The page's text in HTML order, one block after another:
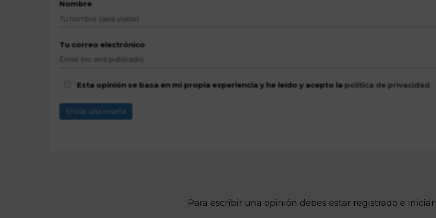
Para escribir una opinión debes estar registrado e iniciar
Nombre
Tu correo electrónico
Esta opinión se basa en mi propia experiencia y he leído y acepto la política de privacidad
Enviar una reseña